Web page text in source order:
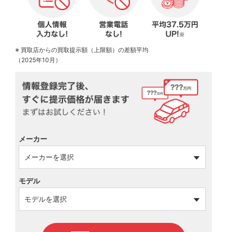
※ 買取店からの買取提示額（上限額）の差額平均
（2025年10月）
メーカー
モデル